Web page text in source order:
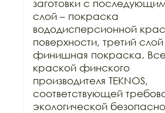
заготовки с
слой – покраска
вододисперсионной
поверхности, третий слой
финишная покраска.
краской финского
производителя TEKNOS,
соответствующей
экологической